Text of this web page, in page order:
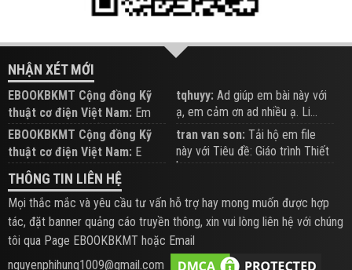
NHẬN XÉT MỚI
EBOOKBKMT Cộng đồng Kỹ
thuật cơ điện Việt Nam: Em
đăng trên Group hỗ trợ nhé
tqhuyy: Ad giúp em bài này với
ạ, em cảm ơn ad nhiều ạ. Li...
EBOOKBKMT Cộng đồng Kỹ
thuật cơ điện Việt Nam: E
xem hỗ trợ trên Group
tran van son: Tải hộ em file
này với Tiêu đề: Giáo trình Thiết
b...
THÔNG TIN LIÊN HỆ
Mọi thắc mắc và yêu cầu tư vấn hỗ trợ hay mong muốn được hợp
tác, đặt banner quảng cáo truyền thông, xin vui lòng liên hệ với chúng
tôi qua Page EBOOKBKMT hoặc Email
nguyenphihung1009@gmail.com